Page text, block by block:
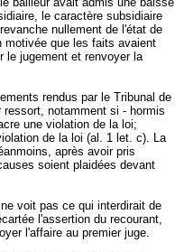
le caractère subsidiaire
nullement de l'état de
que les faits avaient
le jugement et renvoyer la
rendus par le Tribunal de
notamment si - hormis
une violation de la loi;
de la loi (al. 1 let. c). La
après avoir pris
soient plaidées devant
voit pas ce qui interdirait de
l'assertion du recourant,
l'affaire au premier juge.